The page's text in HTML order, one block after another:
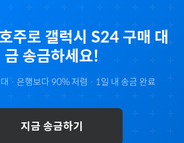
호주로 갤럭시 S24 구매 대
금 송금하세요!
· 은행보다 90% 저렴 · 1일 내 송금 완료
지금 송금하기